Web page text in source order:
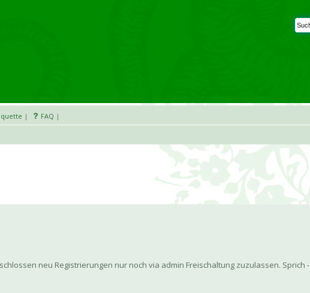
| FAQ |
neu Registrierungen nur noch via admin Freischaltung zuzulassen. Sprich -